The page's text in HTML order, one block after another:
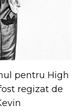
pentru High
regizat de